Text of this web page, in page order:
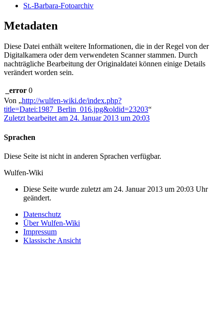
St.-Barbara-Fotoarchiv
Metadaten
Diese Datei enthält weitere Informationen, die in der Regel von der
Digitalkamera oder dem verwendeten Scanner stammen. Durch
nachträgliche Bearbeitung der Originaldatei können einige Details
verändert worden sein.
_error 0
Von „http://wulfen-wiki.de/index.php?
title=Datei:1987_Berlin_016.jpg&oldid=23203“
Zuletzt bearbeitet am 24. Januar 2013 um 20:03
Sprachen
Diese Seite ist nicht in anderen Sprachen verfügbar.
Wulfen-Wiki
Diese Seite wurde zuletzt am 24. Januar 2013 um 20:03 Uhr
geändert.
Datenschutz
Über Wulfen-Wiki
Impressum
Klassische Ansicht